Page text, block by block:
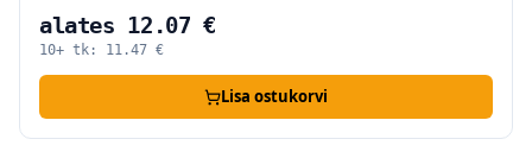
alates 12.07 €
10+ tk: 11.47 €
Lisa ostukorvi